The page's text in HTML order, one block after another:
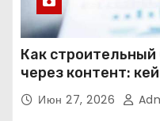
Как строительный
через контент:
Июн 27, 2026